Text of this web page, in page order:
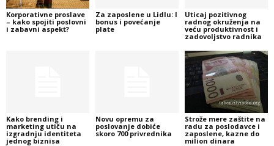
Korporativne proslave
– kako spojiti poslovni
i zabavni aspekt?
Za zaposlene u Lidlu: I
bonus i povećanje
plate
Uticaj pozitivnog
radnog okruženja na
veću produktivnost i
zadovoljstvo radnika
Kako brending i
marketing utiču na
izgradnju identiteta
jednog biznisa
Novu opremu za
poslovanje dobiće
skoro 700 privrednika
Strože mere zaštite na
radu za poslodavce i
zaposlene, kazne do
milion dinara